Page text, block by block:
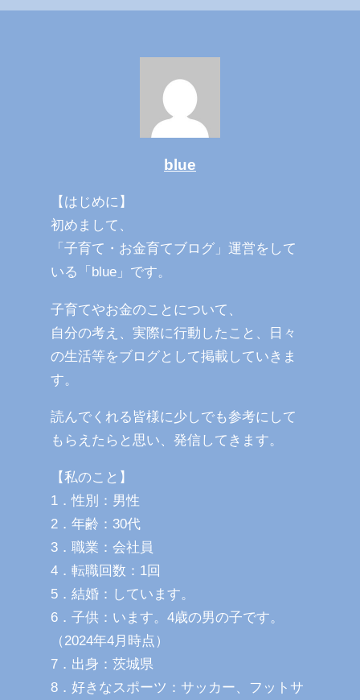
blue
【はじめに】
初めまして、
「子育て・お金育てブログ」運営をして
いる「blue」です。
子育てやお金のことについて、
自分の考え、実際に行動したこと、日々
の生活等をブログとして掲載していきま
す。
読んでくれる皆様に少しでも参考にして
もらえたらと思い、発信してきます。
【私のこと】
1．性別：男性
2．年齢：30代
3．職業：会社員
4．転職回数：1回
5．結婚：しています。
6．子供：います。4歳の男の子です。
（2024年4月時点）
7．出身：茨城県
8．好きなスポーツ：サッカー、フットサ